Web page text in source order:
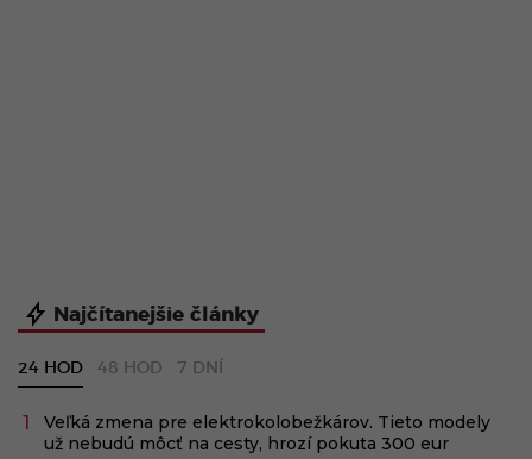
Najčítanejšie články
24 HOD 48 HOD 7 DNÍ
Veľká zmena pre elektrokolobežkárov. Tieto modely
už nebudú môcť na cesty, hrozí pokuta 300 eur